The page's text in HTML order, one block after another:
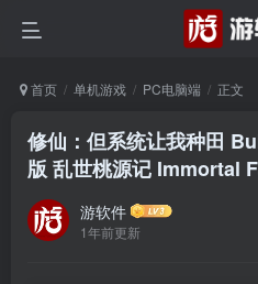
首页 单机游戏 PC电脑端 正文
修仙：但系统让我种田
版 乱世桃源记 Immortal
游软件
1年前更新